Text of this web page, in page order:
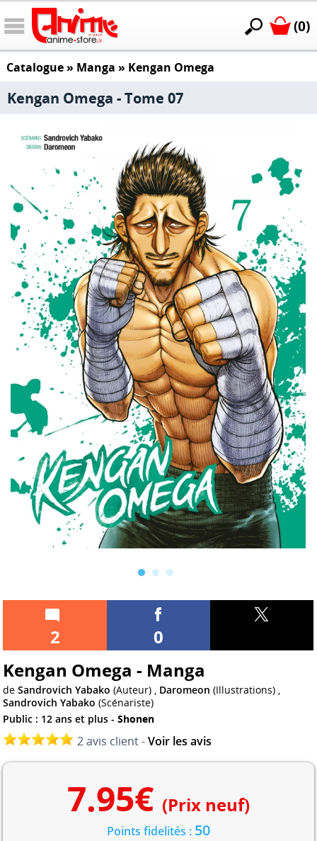
(0)
Catalogue» Manga » Kengan Omega
Kengan Omega - Tome 07
2
0
Kengan Omega - Manga
deSandrovich Yabako (Auteur) , Daromeon (Illustrations) ,
Sandrovich Yabako (Scénariste)
Public : 12 ans et plus -Shonen
2 avis client -Voir les avis
7.95€ (Prix neuf)
Points fidelités : 50